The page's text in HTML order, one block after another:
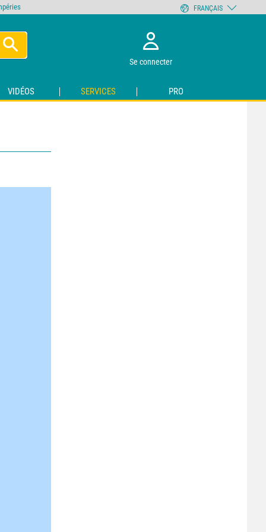
Se connecter
VIDÉOS SERVICES PRO
FRANÇAIS